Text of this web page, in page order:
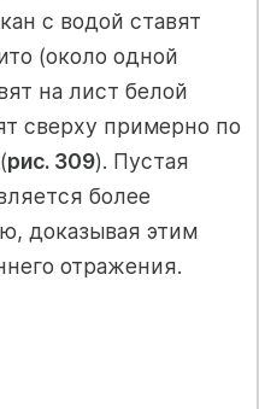
с водой ставят
(около одной
на лист белой
сверху примерно по
рис. 309). Пустая
более
доказывая этим
отражения.